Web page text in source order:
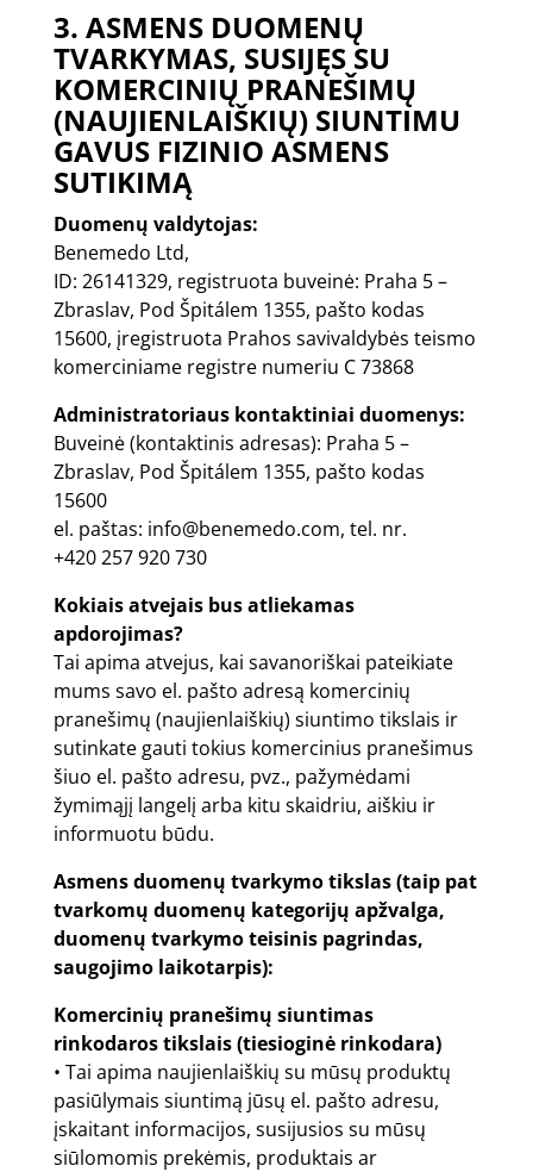
3. ASMENS DUOMENŲ
TVARKYMAS, SUSIJĘS SU
KOMERCINIŲ PRANEŠIMŲ
(NAUJIENLAIŠKIŲ) SIUNTIMU
GAVUS FIZINIO ASMENS
SUTIKIMĄ
Duomenų valdytojas:
Benemedo Ltd,
ID: 26141329, registruota buveinė: Praha 5 –
Zbraslav, Pod Špitálem 1355, pašto kodas
15600, įregistruota Prahos savivaldybės teismo
komerciniame registre numeriu C 73868
Administratoriaus kontaktiniai duomenys:
Buveinė (kontaktinis adresas): Praha 5 –
Zbraslav, Pod Špitálem 1355, pašto kodas
15600
el. paštas: info@benemedo.com, tel. nr.
+420 257 920 730
Kokiais atvejais bus atliekamas
apdorojimas?
Tai apima atvejus, kai savanoriškai pateikiate
mums savo el. pašto adresą komercinių
pranešimų (naujienlaiškių) siuntimo tikslais ir
sutinkate gauti tokius komercinius pranešimus
šiuo el. pašto adresu, pvz., pažymėdami
žymimąjį langelį arba kitu skaidriu, aiškiu ir
informuotu būdu.
Asmens duomenų tvarkymo tikslas (taip pat
tvarkomų duomenų kategorijų apžvalga,
duomenų tvarkymo teisinis pagrindas,
saugojimo laikotarpis):
Komercinių pranešimų siuntimas
rinkodaros tikslais (tiesioginė rinkodara)
• Tai apima naujienlaiškių su mūsų produktų
pasiūlymais siuntimą jūsų el. pašto adresu,
įskaitant informacijos, susijusios su mūsų
siūlomomis prekėmis, produktais ar